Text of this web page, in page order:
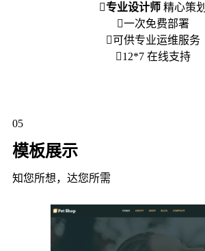
专业设计师 精心策划
一次免费部署
可供专业运维服务
12*7 在线支持
05
模板展示
知您所想，达您所需